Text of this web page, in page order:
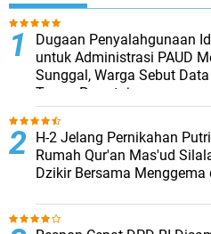
Dugaan Penyalahgunaan
untuk Administrasi PAUD
Sunggal, Warga Sebut
Tanpa Persetujuan
H-2 Jelang Pernikahan
Rumah Qur'an Mas'ud
Dzikir Bersama Menggema